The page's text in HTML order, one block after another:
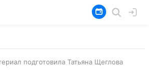
подготовила Татьяна Щеглова